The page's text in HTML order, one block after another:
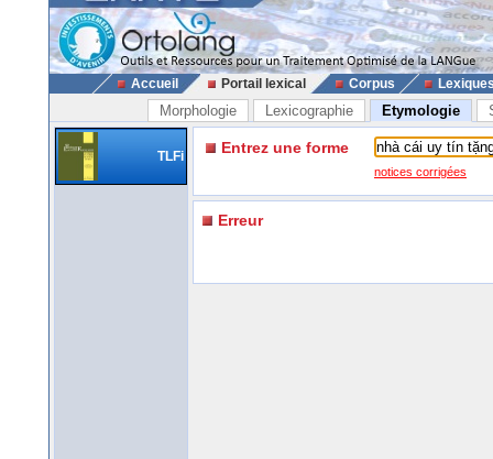
Accueil Portail lexical Corpus
Morphologie Lexicographie Etymologie
TLFi Entrez une forme
notices corrigées
Erreur